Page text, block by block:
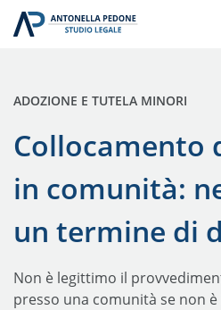
Collocamento
in comunità:
un termine di
PUBBLICATO IN:
ADOZIONE E TUTELA MINORI
Non è legittimo il
presso una comunità se non